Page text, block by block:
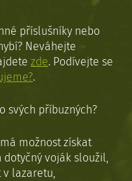
příslušníky nebo
Neváhejte
zde. Podívejte se
.
svých příbuzných?
možnost získat
voják sloužil,
v lazaretu,